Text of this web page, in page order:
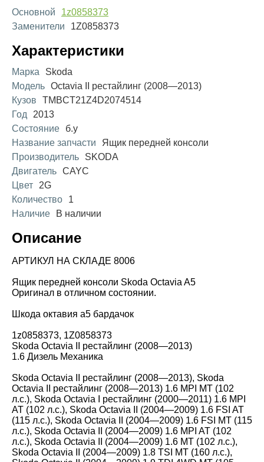
Основной
1z0858373
Заменители
1Z0858373
Характеристики
Марка
Skoda
Модель Octavia II рестайлинг (2008—2013)
Кузов
TMBCT21Z4D2074514
Год
2013
Состояние
б.у
Название запчасти
Ящик передней консоли
Производитель
SKODA
Двигатель CAYC
Цвет
2G
Количество
1
Наличие
В наличии
Описание
АРТИКУЛ НА СКЛАДЕ 8006
Ящик передней консоли Skoda Octavia A5
Оригинал в отличном состоянии.
Шкода октавия а5 бардачок
1z0858373, 1Z0858373
Skoda Octavia II рестайлинг (2008—2013)
1.6 Дизель Механика
Skoda Octavia II рестайлинг (2008—2013), Skoda
Octavia II рестайлинг (2008—2013) 1.6 MPI MT (102
л.с.), Skoda Octavia I рестайлинг (2000—2011) 1.6 MPI
AT (102 л.с.), Skoda Octavia II (2004—2009) 1.6 FSI AT
(115 л.с.), Skoda Octavia II (2004—2009) 1.6 FSI MT (115
л.с.), Skoda Octavia II (2004—2009) 1.6 MPI AT (102
л.с.), Skoda Octavia II (2004—2009) 1.6 MT (102 л.с.),
Skoda Octavia II (2004—2009) 1.8 TSI MT (160 л.с.),